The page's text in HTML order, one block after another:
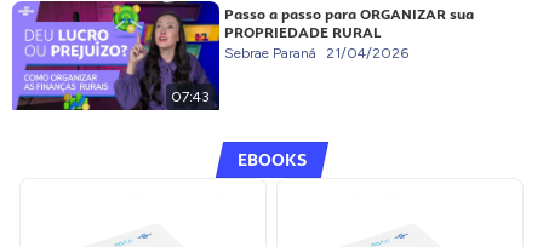
07:43
Passo a passo para ORGANIZAR sua
PROPRIEDADE RURAL
Sebrae Paraná 21/04/2026
EBOOKS